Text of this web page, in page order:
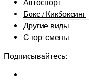
Бокс / Кикбоксинг
Другие виды
Cпортсмены
Подписывайтесь: